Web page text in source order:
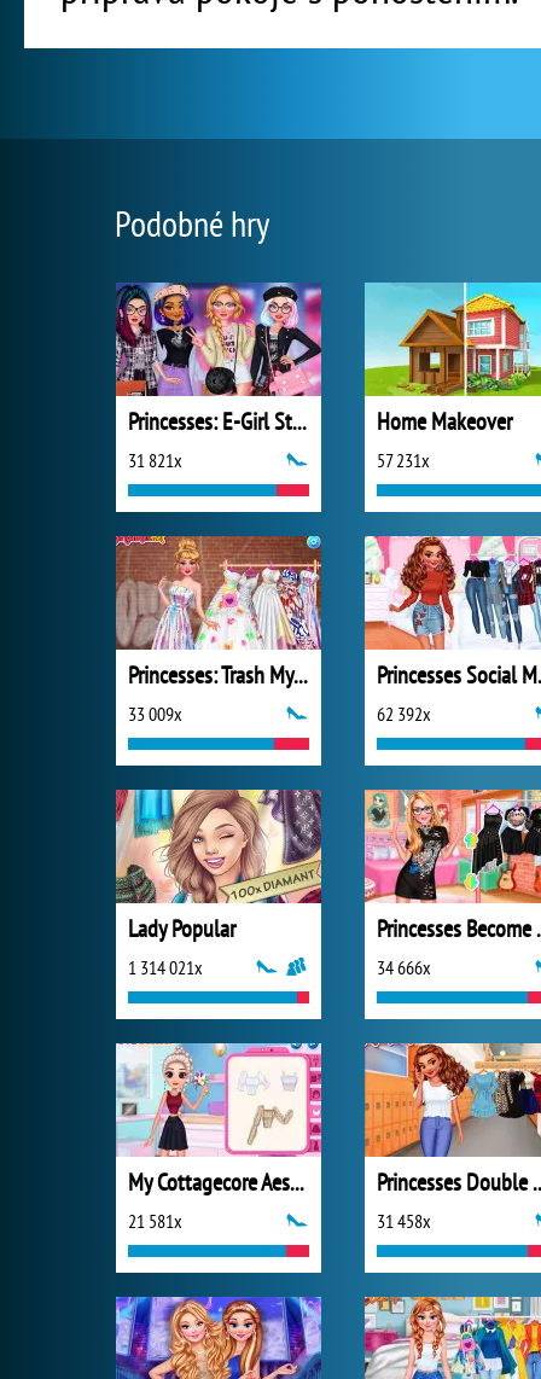
Podobné hry
Princesses: E-Girl Style
31 821x
Home Makeover
57 231x
Princesses: Trash My Wedding Dress
33 009x 62 392x
Lady Popular
1 314 021x 34 666x
My Cottagecore Aesthetic Look
21 581x 31 458x